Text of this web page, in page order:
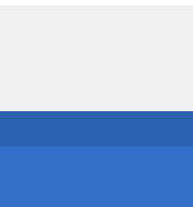
小心！